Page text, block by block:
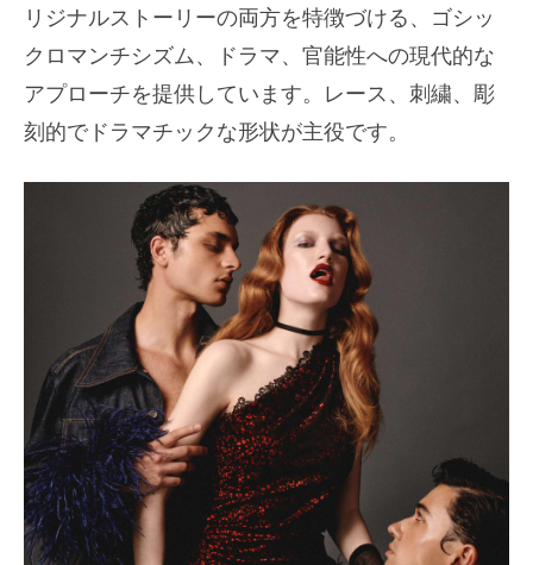
リジナルストーリーの両方を特徴づける、ゴシッ
クロマンチシズム、ドラマ、官能性への現代的な
アプローチを提供しています。レース、刺繍、彫
刻的でドラマチックな形状が主役です。